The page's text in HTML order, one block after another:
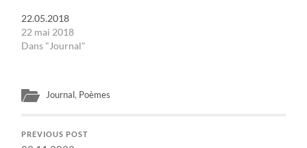
22.05.2018
22 mai 2018
Dans "Journal"
Journal, Poèmes
PREVIOUS POST